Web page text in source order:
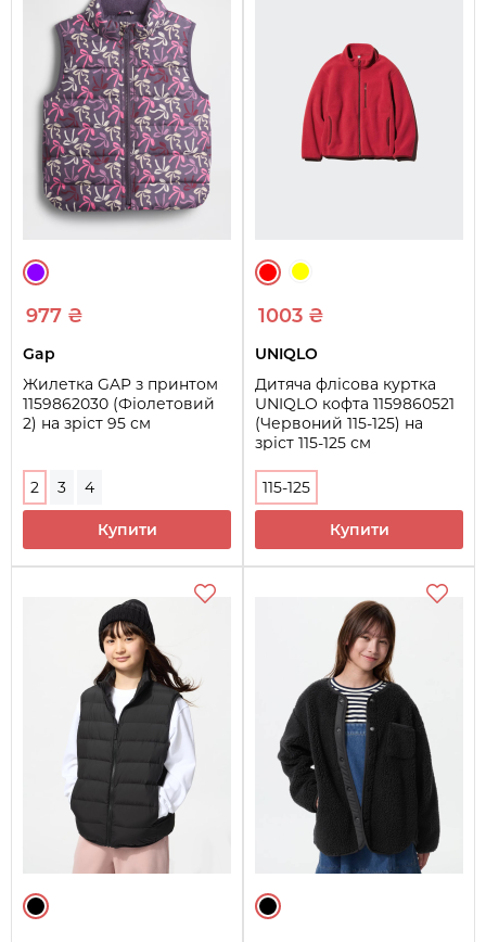
977 ₴
Gap
Жилетка GAP з принтом
1159862030 (Фіолетовий
2) на зріст 95 см
2 3 4
Купити
1003 ₴
UNIQLO
Дитяча флісова куртка
UNIQLO кофта 1159860521
(Червоний 115-125) на
зріст 115-125 см
115-125
Купити